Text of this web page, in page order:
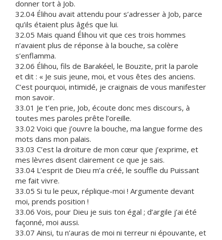
donner tort à Job.
32.04 Élihou avait attendu pour s’adresser à Job, parce
qu’ils étaient plus âgés que lui.
32.05 Mais quand Élihou vit que ces trois hommes
n’avaient plus de réponse à la bouche, sa colère
s’enflamma.
32.06 Élihou, fils de Barakéel, le Bouzite, prit la parole
et dit : « Je suis jeune, moi, et vous êtes des anciens.
C’est pourquoi, intimidé, je craignais de vous manifester
mon savoir.
33.01 Je t’en prie, Job, écoute donc mes discours, à
toutes mes paroles prête l’oreille.
33.02 Voici que j’ouvre la bouche, ma langue forme des
mots dans mon palais.
33.03 C’est la droiture de mon cœur que j’exprime, et
mes lèvres disent clairement ce que je sais.
33.04 L’esprit de Dieu m’a créé, le souffle du Puissant
me fait vivre.
33.05 Si tu le peux, réplique-moi ! Argumente devant
moi, prends position !
33.06 Vois, pour Dieu je suis ton égal ; d’argile j’ai été
façonné, moi aussi.
33.07 Ainsi, tu n’auras de moi ni terreur ni épouvante, et